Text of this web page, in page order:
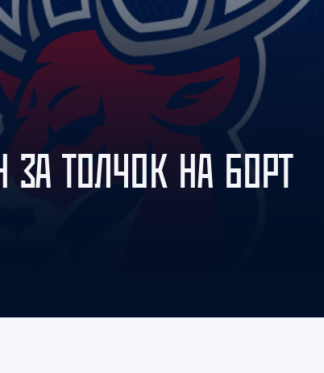
Амур
Барыс
Салават Юлаев
Сибирь
ЗА ТОЛЧОК НА БОРТ